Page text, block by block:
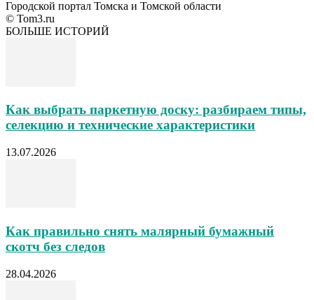
Городской портал Томска и Томской области
© Tom3.ru
БОЛЬШЕ ИСТОРИЙ
Как выбрать паркетную доску: разбираем типы,
селекцию и технические характеристики
13.07.2026
Как правильно снять малярный бумажный
скотч без следов
28.04.2026